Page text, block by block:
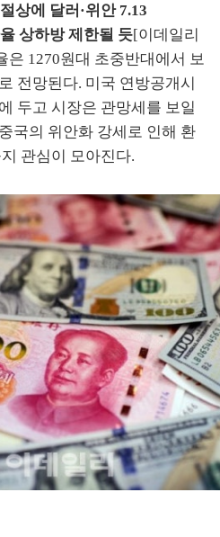
상에 달러·위안 7.13
상하방 제한될 듯[이데일리
은 1270원대 초중반대에서 보
전망된다. 미국 연방공개시
두고 시장은 관망세를 보일
국의 위안화 강세로 인해 환
관심이 모아진다.